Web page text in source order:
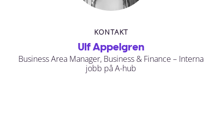
KONTAKT
Ulf Appelgren
Business Area Manager, Business & Finance – Interna
jobb på A-hub